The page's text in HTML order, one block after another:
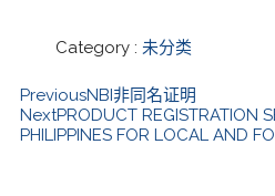
Category : 未分类
PreviousNBI非同名证明
NextPRODUCT REGISTRATION
PHILIPPINES FOR LOCAL AND